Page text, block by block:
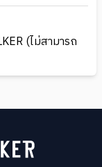
(ไม่สามารถ